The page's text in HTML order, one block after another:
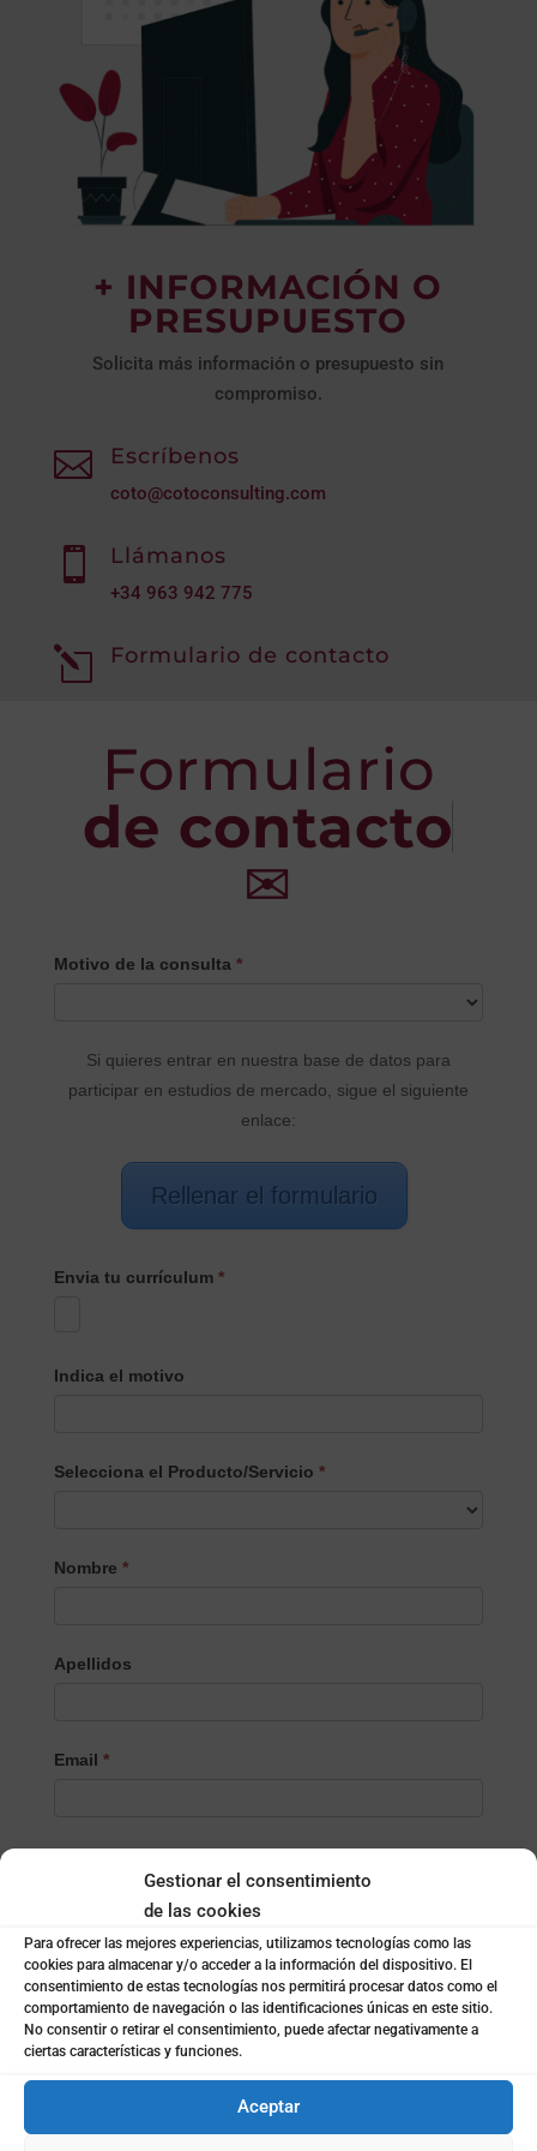
Gestionar el consentimiento
de las cookies
Para ofrecer las mejores experiencias, utilizamos tecnologías como las
cookies para almacenar y/o acceder a la información del dispositivo. El
consentimiento de estas tecnologías nos permitirá procesar datos como el
comportamiento de navegación o las identificaciones únicas en este sitio.
No consentir o retirar el consentimiento, puede afectar negativamente a
ciertas características y funciones.
Aceptar
+ INFORMACIÓN O
PRESUPUESTO
Solicita más información o presupuesto sin
compromiso.
 Escríbenos
coto@cotoconsulting.com
 Llámanos
+34 963 942 775
l Formulario de contacto
Formulario
de contacto
✉
CONTACTO
Motivo de la consulta *
Si quieres entrar en nuestra base de datos para
participar en estudios de mercado, sigue el siguiente
enlace:
Rellenar el formulario
Envia tu currículum *
Indica el motivo
Selecciona el Producto/Servicio *
el
Nombre *
Apellidos
Email *
Localidad*
¿Empresa o particular?